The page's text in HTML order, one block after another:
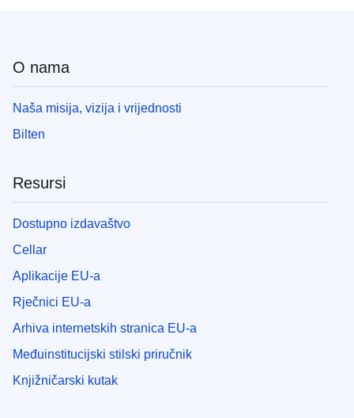
O nama
Naša misija, vizija i vrijednosti
Bilten
Resursi
Dostupno izdavaštvo
Cellar
Aplikacije EU-a
Rječnici EU-a
Arhiva internetskih stranica EU-a
Međuinstitucijski stilski priručnik
Knjižničarski kutak